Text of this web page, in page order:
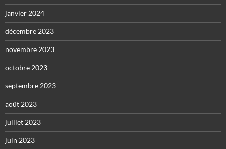
janvier 2024
décembre 2023
novembre 2023
octobre 2023
septembre 2023
août 2023
juillet 2023
juin 2023